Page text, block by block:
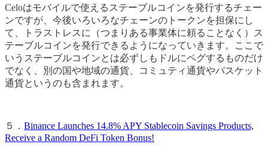
Celoはモバイルで使えるステーブルコインを発行するチェー
ンですが、今後いろいろなチェーンのトークンを担保にし
て、トラストレスに（つまりある事業体に頼ることなく）ス
テーブルコインを発行できるようになっていきます。ここで
いうステーブルコインとは必ずしもドルにペグするものだけ
でなく、別の国や地域の通貨、コミュティ通貨やバスケット
通貨というのも含まれます。
５． Binance Launches 14.8% APY Stablecoin Savings Products,
Receive a Random DeFi Token Bonus!